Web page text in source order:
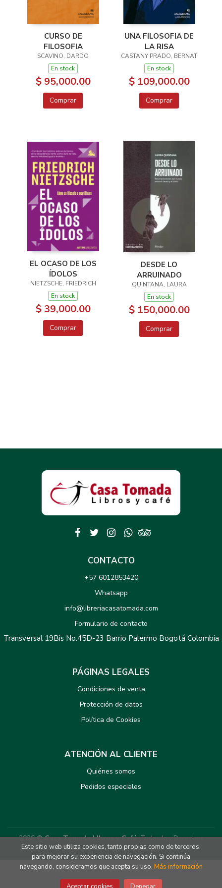
CURSO DE
FILOSOFIA
SCAVINO, DARDO
En stock
$ 95,000.00
Comprar
UNA FILOSOFIA DE
LA RISA
CASTANY PRADO, BERNAT
En stock
$ 109,000.00
Comprar
EL OCASO DE LOS
ÍDOLOS
NIETZSCHE, FRIEDRICH
En stock
$ 39,000.00
Comprar
DESDE LO
ARRUINADO
QUINTANA, LAURA
En stock
$ 150,000.00
Comprar
CONTACTO
+57 6012853420
Whatsapp
info@libreriacasatomada.com
Formulario de contacto
Transversal 19Bis No.45D-23 Barrio Palermo Bogotá Colombia
PÁGINAS LEGALES
Condiciones de venta
Protección de datos
Política de Cookies
ATENCIÓN AL CLIENTE
Quiénes somos
Pedidos especiales
2026 ©Casa Tomada LIbros y Café. Todos los Derechos
Reservados |Grupo Trevenque
Este sitio web utiliza cookies, tanto propias como de terceros,
para mejorar su experiencia de navegación. Si continúa
navegando, consideramos que acepta su uso. Más información